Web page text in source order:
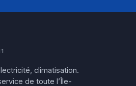
climatisation.
de toute l’Île-